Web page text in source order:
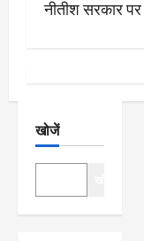
न
नीतीश सरकार
खोजें